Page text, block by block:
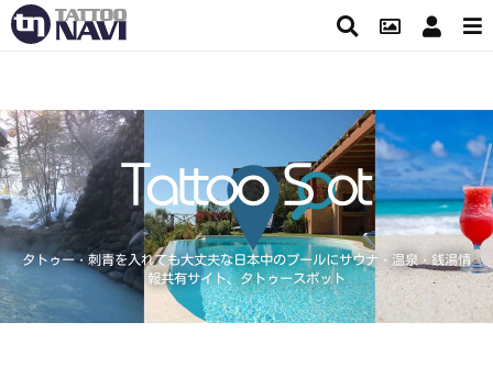
タトゥー・刺青を入れても大丈夫な日本中のプールにサウナ・温泉・銭湯情
報共有サイト、タトゥースポット